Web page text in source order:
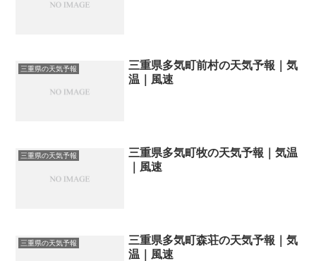
三重県の天気予報
三重県多気町前村の天気予報｜気
温｜風速
三重県の天気予報
三重県多気町牧の天気予報｜気温
｜風速
三重県の天気予報
三重県多気町森荘の天気予報｜気
温｜風速